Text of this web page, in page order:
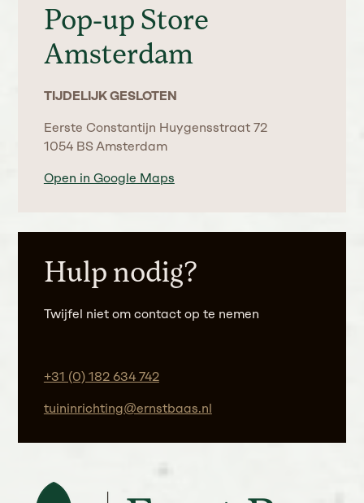
Pop-up Store
Amsterdam
TIJDELIJK GESLOTEN
Eerste Constantijn Huygensstraat 72
1054 BS Amsterdam
Open in Google Maps
Hulp nodig?
Twijfel niet om contact op te nemen
+31 (0) 182 634 742
tuininrichting@ernstbaas.nl